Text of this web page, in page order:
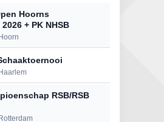
Hoorns
+ PK NHSB
RSB/RSB